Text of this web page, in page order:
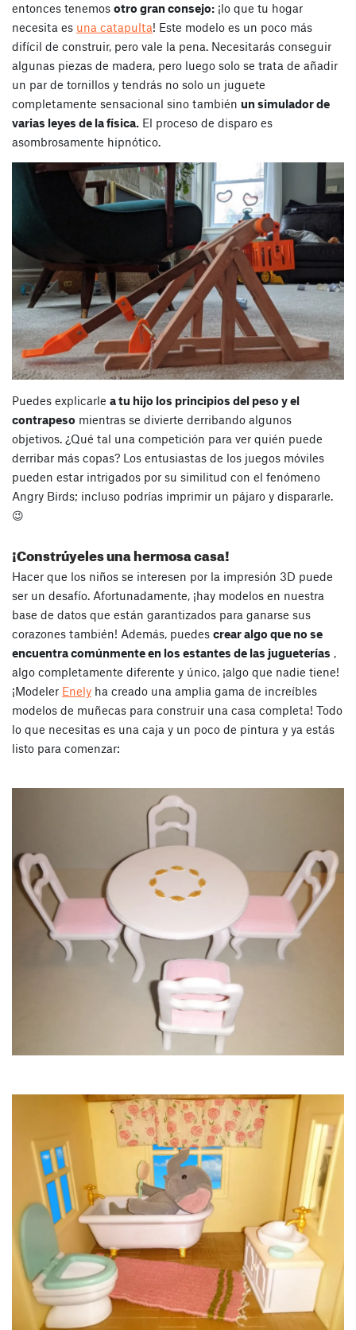
entonces tenemos otro gran consejo: ¡lo que tu hogar
necesita es una catapulta! Este modelo es un poco más
difícil de construir, pero vale la pena. Necesitarás conseguir
algunas piezas de madera, pero luego solo se trata de añadir
un par de tornillos y tendrás no solo un juguete
completamente sensacional sino también un simulador de
varias leyes de la física. El proceso de disparo es
asombrosamente hipnótico.
Puedes explicarle a tu hijo los principios del peso y el
contrapeso mientras se divierte derribando algunos
objetivos. ¿Qué tal una competición para ver quién puede
derribar más copas? Los entusiastas de los juegos móviles
pueden estar intrigados por su similitud con el fenómeno
Angry Birds; incluso podrías imprimir un pájaro y dispararle.
😉
¡Constrúyeles una hermosa casa!
Hacer que los niños se interesen por la impresión 3D puede
ser un desafío. Afortunadamente, ¡hay modelos en nuestra
base de datos que están garantizados para ganarse sus
corazones también! Además, puedes crear algo que no se
encuentra comúnmente en los estantes de las jugueterías ,
algo completamente diferente y único, ¡algo que nadie tiene!
¡Modeler Enely ha creado una amplia gama de increíbles
modelos de muñecas para construir una casa completa! Todo
lo que necesitas es una caja y un poco de pintura y ya estás
listo para comenzar: